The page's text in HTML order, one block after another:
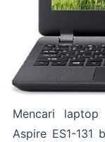
Mencari
Aspire ES1-131